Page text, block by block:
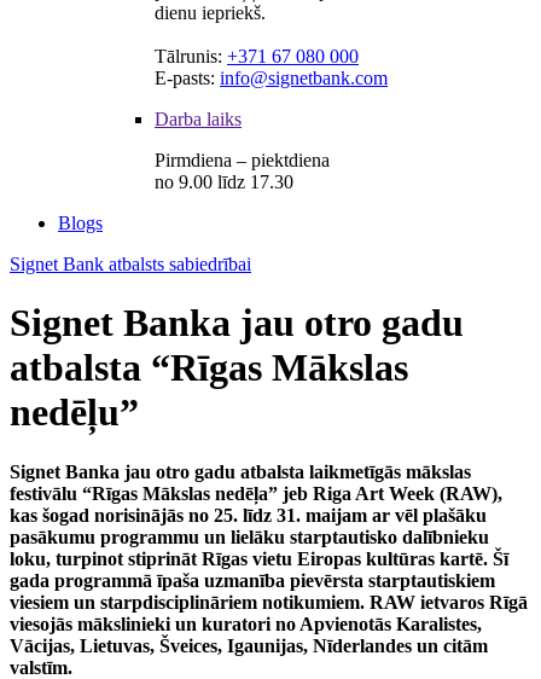
dienu iepriekš.
Tālrunis: +371 67 080 000
E-pasts: info@signetbank.com
Darba laiks
Pirmdiena – piektdiena
no 9.00 līdz 17.30
Blogs
Signet Bank atbalsts sabiedrībai
Signet Banka jau otro gadu
atbalsta “Rīgas Mākslas
nedēļu”
Signet Banka jau otro gadu atbalsta laikmetīgās mākslas
festivālu “Rīgas Mākslas nedēļa” jeb Riga Art Week (RAW),
kas šogad norisinājās no 25. līdz 31. maijam ar vēl plašāku
pasākumu programmu un lielāku starptautisko dalībnieku
loku, turpinot stiprināt Rīgas vietu Eiropas kultūras kartē. Šī
gada programmā īpaša uzmanība pievērsta starptautiskiem
viesiem un starpdisciplināriem notikumiem. RAW ietvaros Rīgā
viesojās mākslinieki un kuratori no Apvienotās Karalistes,
Vācijas, Lietuvas, Šveices, Igaunijas, Nīderlandes un citām
valstīm.